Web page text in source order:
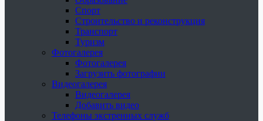
Спорт
Строительство и реконструкция
Транспорт
Туризм
Фотогалерея
Фотогалерея
Загрузить фотографии
Видеогалерея
Видеогалерея
Добавить видео
Телефоны экстренных служб